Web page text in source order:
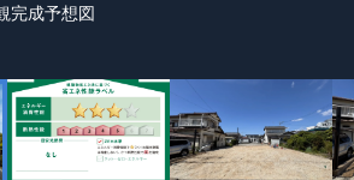
完成予想図